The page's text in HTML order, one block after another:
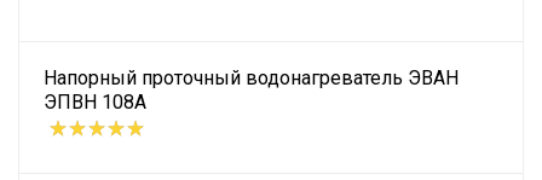
Напорный проточный водонагреватель ЭВАН
ЭПВН 108А